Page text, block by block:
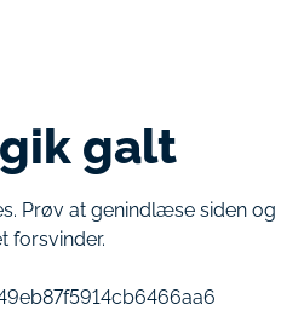
galt
Prøv at genindlæse siden og
forsvinder.